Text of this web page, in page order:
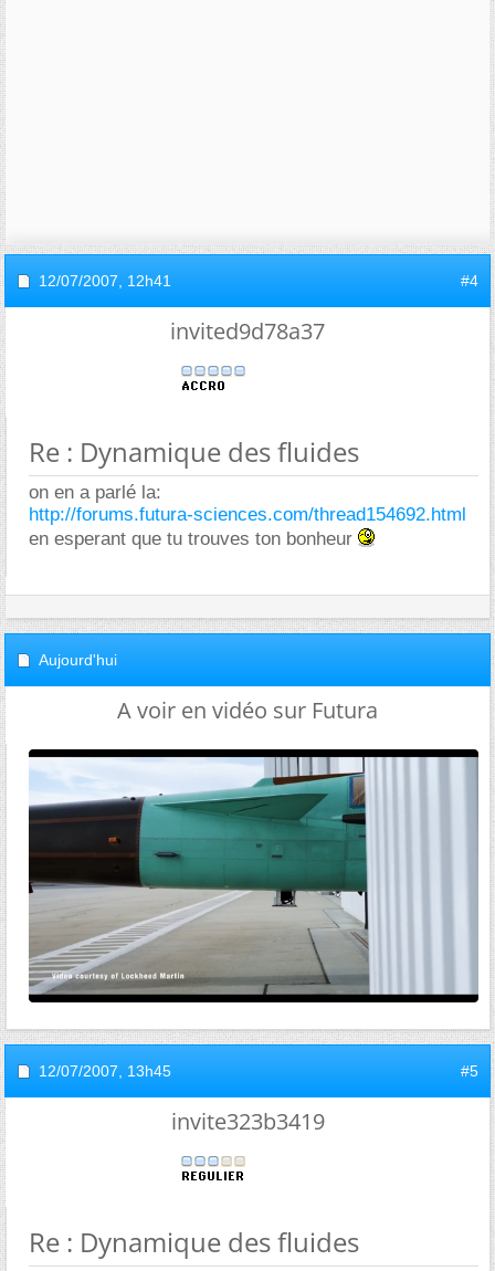
12/07/2007, 12h41 #4
invited9d78a37
Re : Dynamique des fluides
on en a parlé la:
http://forums.futura-sciences.com/thread154692.html
en esperant que tu trouves ton bonheur
Aujourd'hui
A voir en vidéo sur Futura
12/07/2007, 13h45 #5
invite323b3419
Re : Dynamique des fluides